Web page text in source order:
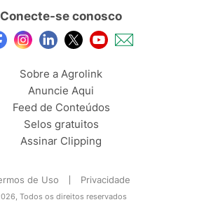
Conecte-se conosco
Sobre a Agrolink
Anuncie Aqui
Feed de Conteúdos
Selos gratuitos
Assinar Clipping
de Uso Privacidade
Todos os direitos reservados